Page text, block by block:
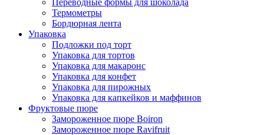
Переводные формы для шоколада
Термометры
Бордюрная лента
Упаковка
Подложки под торт
Упаковка для тортов
Упаковка для макаронс
Упаковка для конфет
Упаковка для пирожных
Упаковка для капкейков и маффинов
Фруктовые пюре
Замороженное пюре Boiron
Замороженное пюре Ravifruit